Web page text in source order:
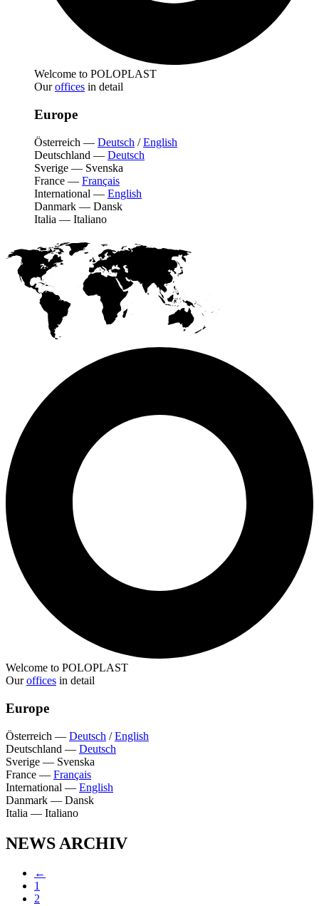
Welcome to POLOPLAST
Ouroffices in detail
Europe
Österreich — Deutsch /English
Deutschland — Deutsch
Sverige — Svenska
France — Français
International — English
Danmark — Dansk
Italia — Italiano
Welcome to POLOPLAST
Ouroffices in detail
Europe
Österreich — Deutsch /English
Deutschland — Deutsch
Sverige — Svenska
France — Français
International — English
Danmark — Dansk
Italia — Italiano
NEWS ARCHIV
←
1
2